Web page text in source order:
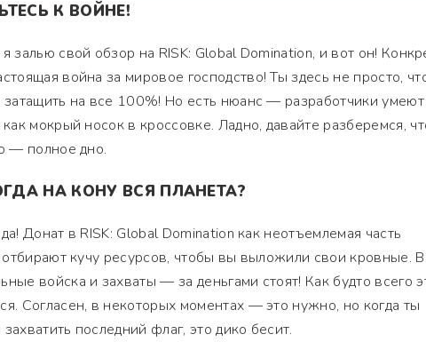
К ВОЙНЕ!
залью свой обзор на RISK: Global Domination, и вот он!
война за мировое господство! Ты здесь не просто,
затащить на все 100%! Но есть нюанс — разработчики умеют
мокрый носок в кроссовке. Ладно, давайте разберемся,
— полное дно.
НА КОНУ ВСЯ ПЛАНЕТА?
Донат в RISK: Global Domination как неотъемлемая часть
отбирают кучу ресурсов, чтобы вы выложили свои кровные.
войска и захваты — за деньгами стоят! Как будто всего
Согласен, в некоторых моментах — это нужно, но когда ты
последний флаг, это дико бесит.